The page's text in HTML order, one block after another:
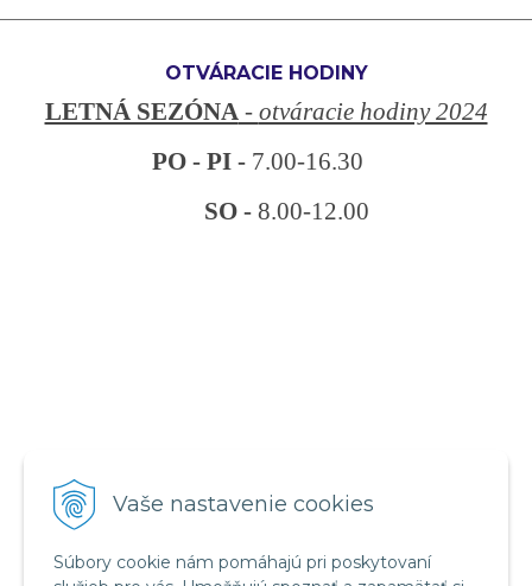
Vaše nastavenie cookies
Súbory cookie nám pomáhajú pri poskytovaní
OTVÁRACIE HODINY
LETNÁ SEZÓNA- otváracie hodiny 2024
PO - PI - 7.00-16.30
SO - 8.00-12.00
Obchodné podmienky
Ochrana osobných údajov